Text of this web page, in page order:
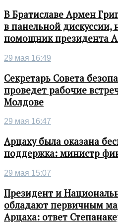
В Братиславе Армен
в панельной дискуссии,
помощник президента
29 мая 16:49
Секретарь Совета
проведет рабочие
Молдове
29 мая 16:47
Арцаху была оказана
поддержка: министр
29 мая 15:07
Президент и
обладают первичным
Арцаха: ответ